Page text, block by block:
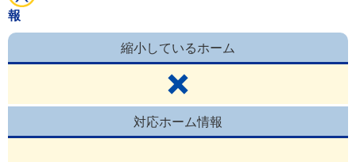
報
縮小しているホーム
対応ホーム情報